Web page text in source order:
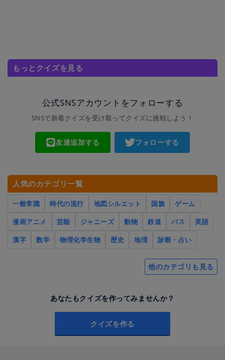
もっとクイズを見る
公式SNSアカウントをフォローする
SNSで新着クイズを受け取ってクイズに挑戦しよう！
友達追加する フォローする
人気のカテゴリ一覧
一般常識 時代の流行 地図シルエット 国旗
ゲーム
漫画アニメ
芸能 ジャニーズ 動物 鉄道 バス
英語
漢字
数学 物理化学生物 歴史 地理 診断・占い
他のカテゴリも見る
あなたもクイズを作ってみませんか？
クイズを作る